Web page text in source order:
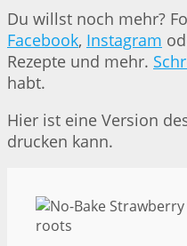
Du willst noch mehr?
Facebook, Instagram
Rezepte und mehr.
habt.
Hier ist eine Version
drucken kann.